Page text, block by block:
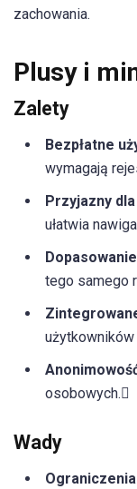
zachowania.
Plusy i
Zalety
Bezpłatne
wymagają
Przyjazny
ułatwia
tego samego
osobowych.
Wady